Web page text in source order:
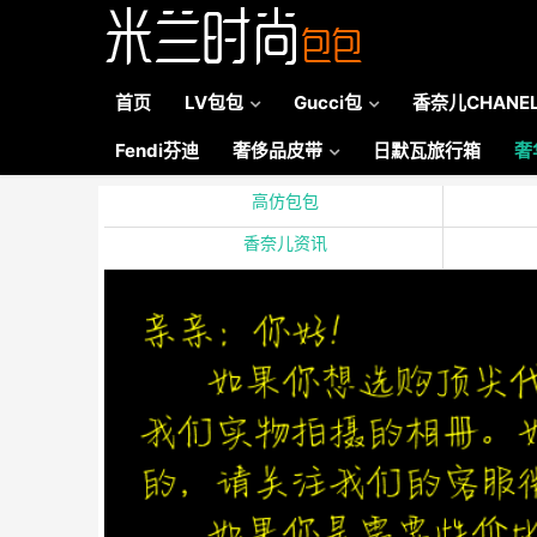
首页 LV包包 Gucci包 香奈儿
Fendi芬迪 奢侈品皮带 日默瓦旅行箱 奢
高仿包包
香奈儿资讯